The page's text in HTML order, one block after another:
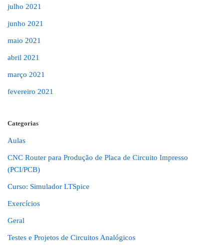
julho 2021
junho 2021
maio 2021
abril 2021
março 2021
fevereiro 2021
Categorias
Aulas
CNC Router para Produção de Placa de Circuito Impresso
(PCI/PCB)
Curso: Simulador LTSpice
Exercícios
Geral
Testes e Projetos de Circuitos Analógicos